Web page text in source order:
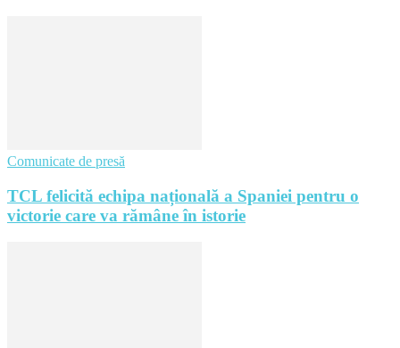
Comunicate de presă
TCL felicită echipa națională a Spaniei pentru o
victorie care va rămâne în istorie